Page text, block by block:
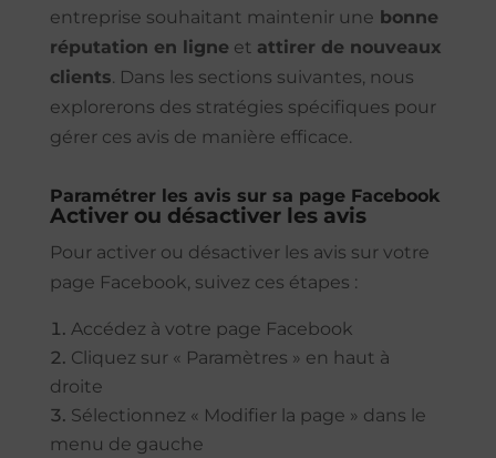
entreprise souhaitant maintenir une bonne
réputation en ligneet attirer de nouveaux
clients. Dans les sections suivantes, nous
explorerons des stratégies spécifiques pour
gérer ces avis de manière efficace.
Paramétrer les avis sur sa page Facebook
Activer ou désactiver les avis
Pour activer ou désactiver les avis sur votre
page Facebook, suivez ces étapes :
Accédez à votre page Facebook
Cliquez sur « Paramètres » en haut à
droite
Sélectionnez « Modifier la page » dans le
menu de gauche